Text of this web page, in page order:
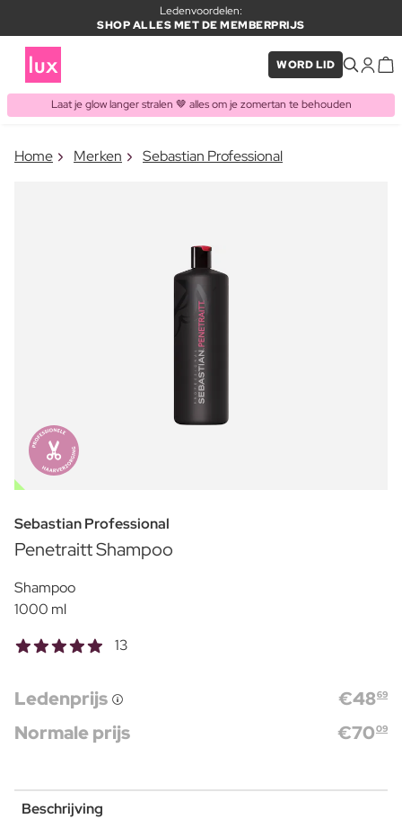
Ledenvoordelen:
SHOP ALLES MET DE MEMBERPRIJS
WORD LID
Laat je glow langer stralen 🤎 alles om je zomertan te behouden
ITEM TOEGEVOEGD AAN
Home Merken Sebastian Professional
OUTLET
Sebastian Professional
Penetraitt Shampoo
Shampoo
1000 ml
13
Ledenprijs €4869
Normale prijs €7009
Beschrijving